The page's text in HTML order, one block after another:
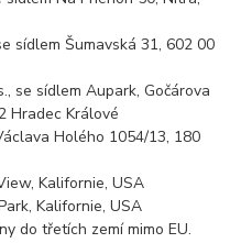
sídlem Šumavská 31, 602 00
se sídlem Aupark, Gočárova
Hradec Králové
Holého 1054/13, 180
Kalifornie, USA
Kalifornie, USA
do třetích zemí mimo EU.